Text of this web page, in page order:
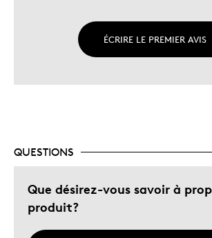
ÉCRIRE LE PREMIER AVIS
QUESTIONS
Que désirez-vous savoir à
produit?